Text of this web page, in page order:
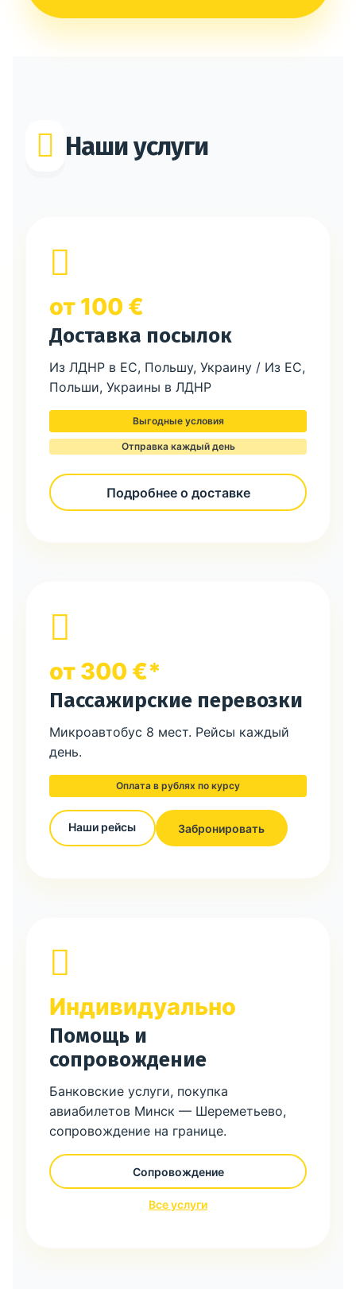
Наши услуги
от 100 €
Доставка посылок
Из ЛДНР в ЕС, Польшу, Украину / Из ЕС,
Польши, Украины в ЛДНР
Выгодные условия
Отправка каждый день
Подробнее о доставке
от 300 €*
Пассажирские перевозки
Микроавтобус 8 мест. Рейсы каждый
день.
Оплата в рублях по курсу
Наши рейсы Забронировать
Индивидуально
Помощь и
сопровождение
Банковские услуги, покупка
авиабилетов Минск — Шереметьево,
сопровождение на границе.
Сопровождение
Все услуги